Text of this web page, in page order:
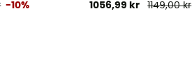
-10% 1056,99 kr 1149,00 kr